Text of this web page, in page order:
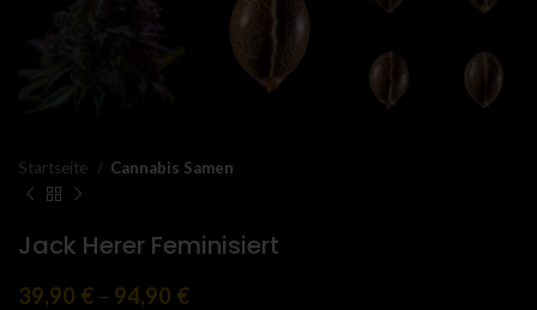
Startseite Cannabis Samen
Jack Herer Feminisiert
39,90 € – 94,90 €